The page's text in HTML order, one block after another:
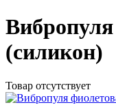
(силикон)
Товар отсутствует